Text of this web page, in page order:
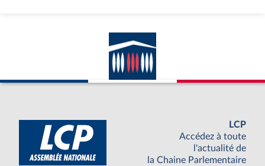
LCP
Accédez à toute
l'actualité de
la Chaine Parlementaire